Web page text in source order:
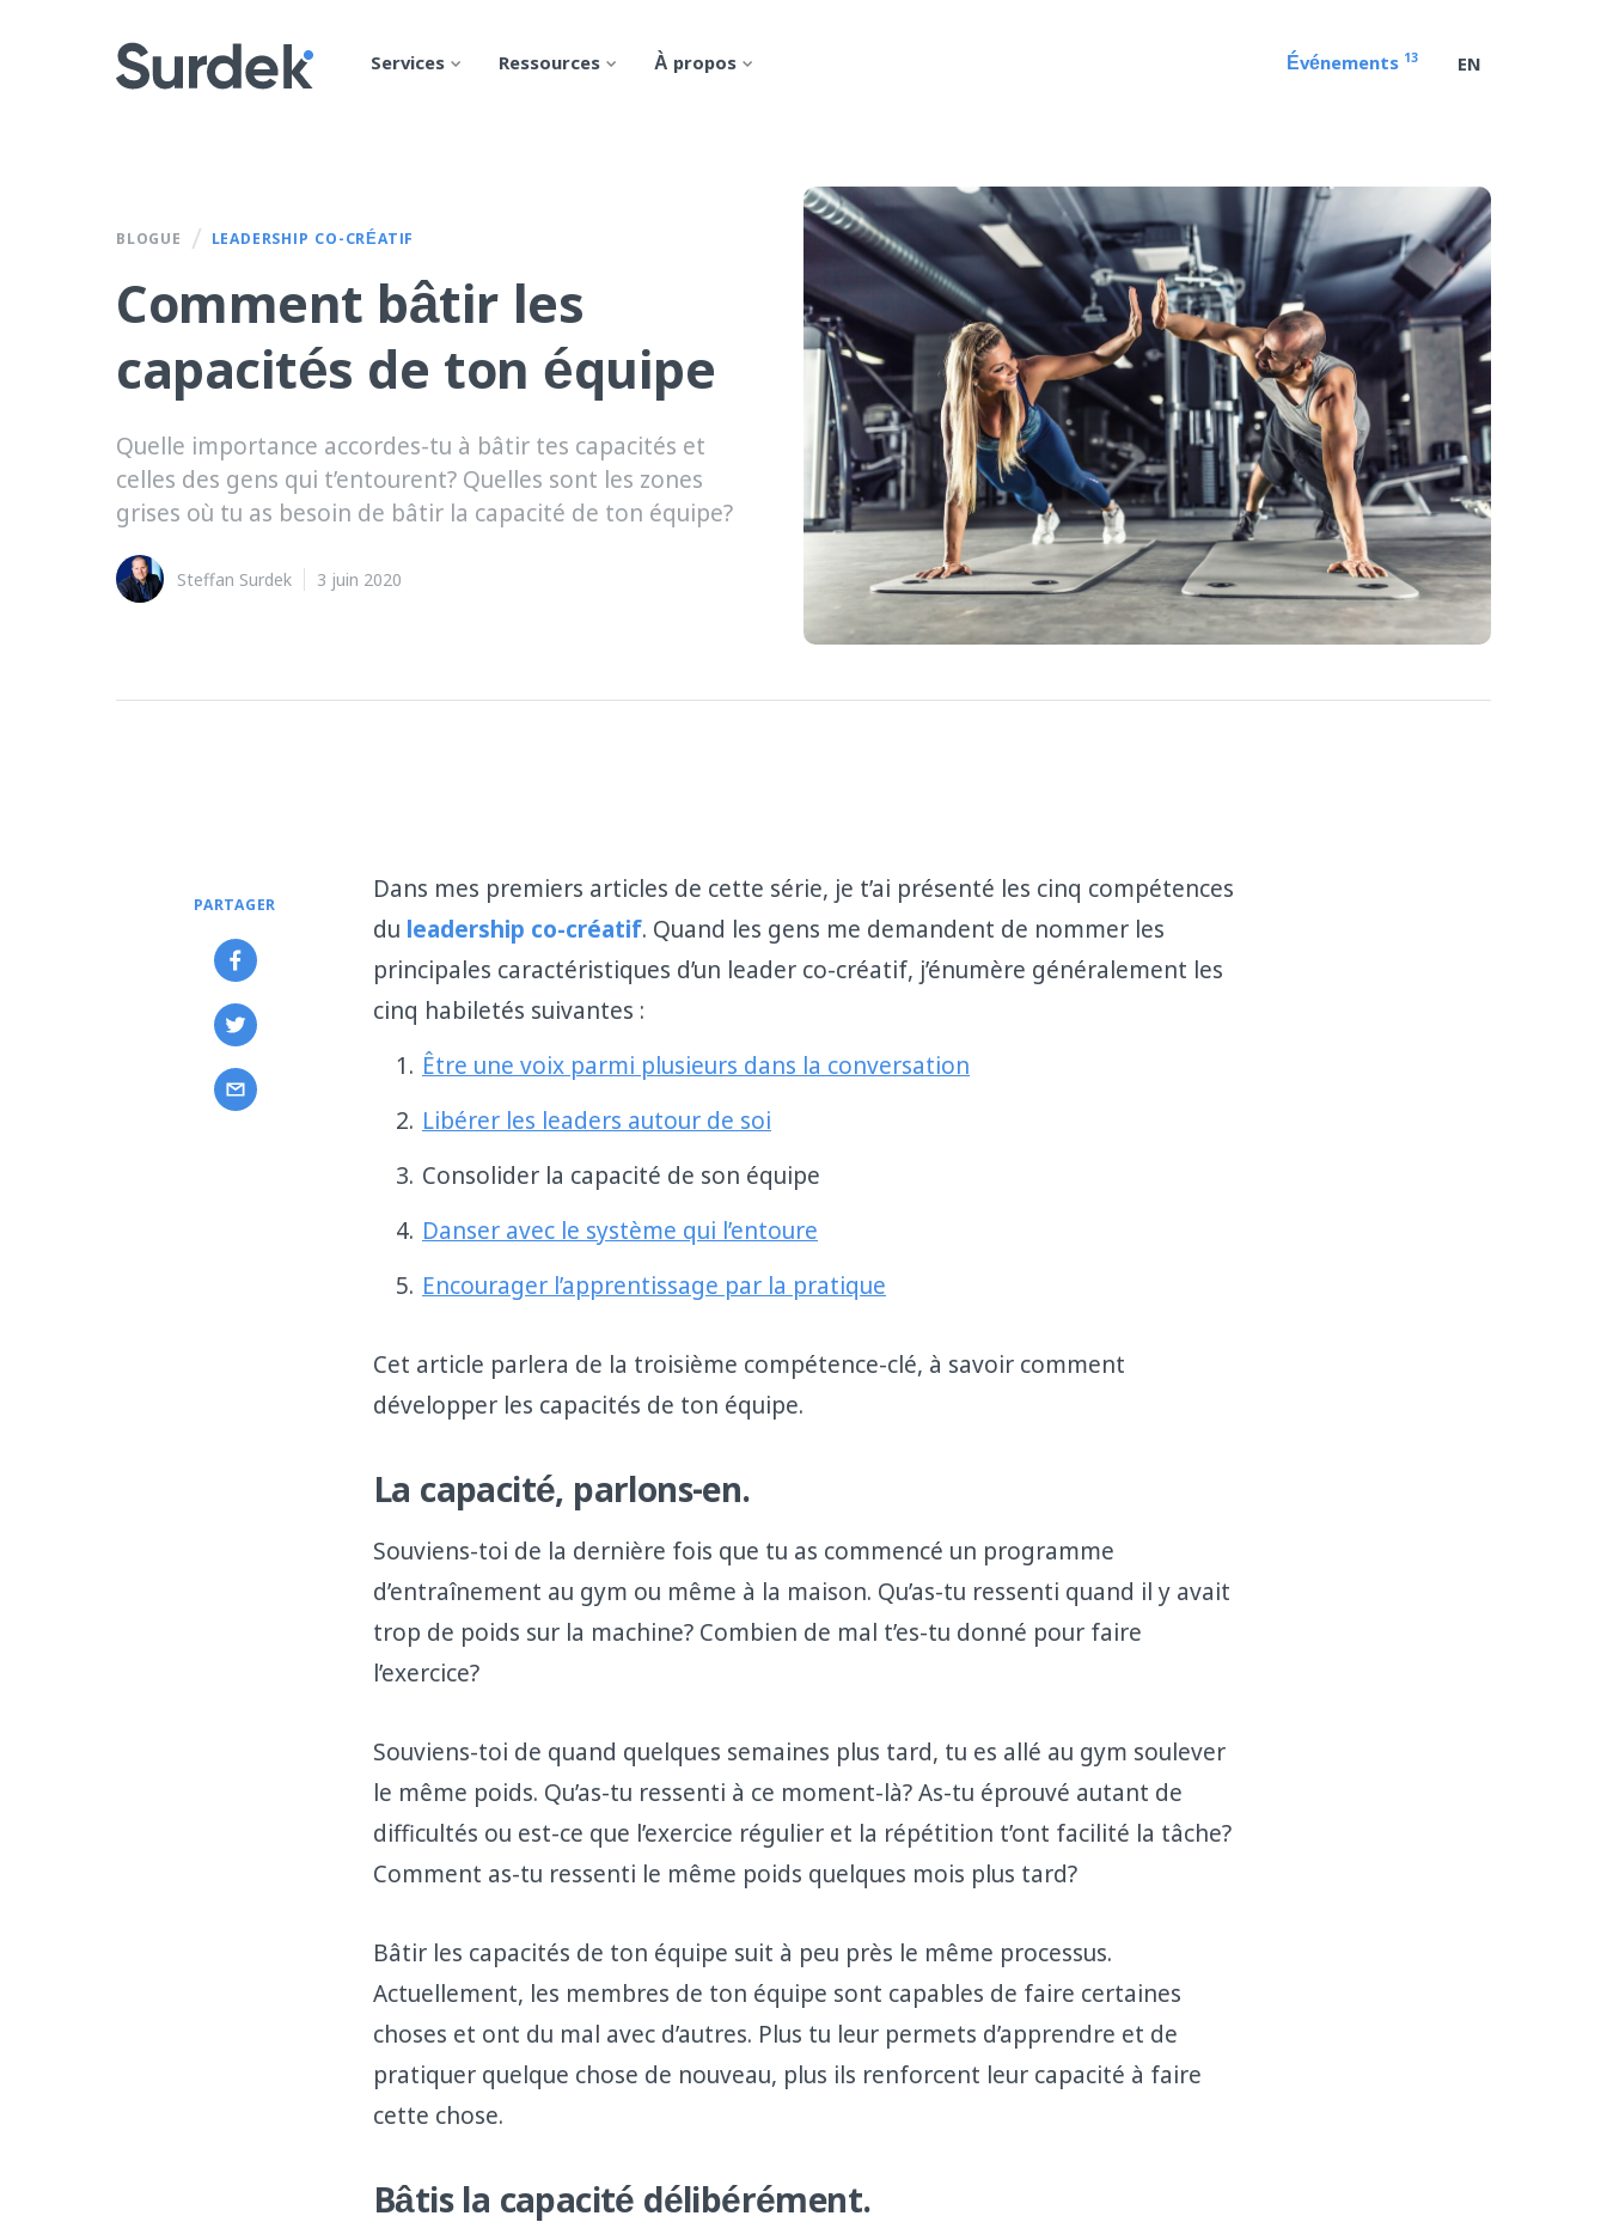
Services Ressources À propos Événements 13 EN
BLOGUE / LEADERSHIP CO-CRÉATIF
Comment bâtir les
capacités de ton équipe
Quelle importance accordes-tu à bâtir tes capacités et
celles des gens qui t’entourent? Quelles sont les zones
grises où tu as besoin de bâtir la capacité de ton équipe?
Steffan Surdek 3 juin 2020
Dans mes premiers articles de cette série, je t’ai présenté les cinq compétences
du leadership co-créatif. Quand les gens me demandent de nommer les
principales caractéristiques d’un leader co-créatif, j’énumère généralement les
cinq habiletés suivantes :
Être une voix parmi plusieurs dans la conversation
Libérer les leaders autour de soi
Consolider la capacité de son équipe
Danser avec le système qui l’entoure
Encourager l’apprentissage par la pratique
Cet article parlera de la troisième compétence-clé, à savoir comment
développer les capacités de ton équipe.
La capacité, parlons-en.
Souviens-toi de la dernière fois que tu as commencé un programme
d’entraînement au gym ou même à la maison. Qu’as-tu ressenti quand il y avait
trop de poids sur la machine? Combien de mal t’es-tu donné pour faire
l’exercice?
Souviens-toi de quand quelques semaines plus tard, tu es allé au gym soulever
le même poids. Qu’as-tu ressenti à ce moment-là? As-tu éprouvé autant de
difficultés ou est-ce que l’exercice régulier et la répétition t’ont facilité la tâche?
Comment as-tu ressenti le même poids quelques mois plus tard?
Bâtir les capacités de ton équipe suit à peu près le même processus.
Actuellement, les membres de ton équipe sont capables de faire certaines
choses et ont du mal avec d’autres. Plus tu leur permets d’apprendre et de
pratiquer quelque chose de nouveau, plus ils renforcent leur capacité à faire
cette chose.
Bâtis la capacité délibérément.
PARTAGER